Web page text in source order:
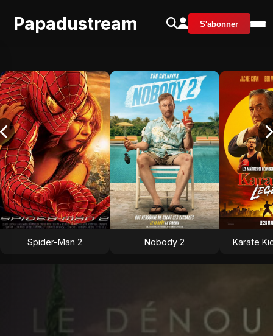
Papadustream S'abonner
Spider-Man 2 Nobody 2 Karate